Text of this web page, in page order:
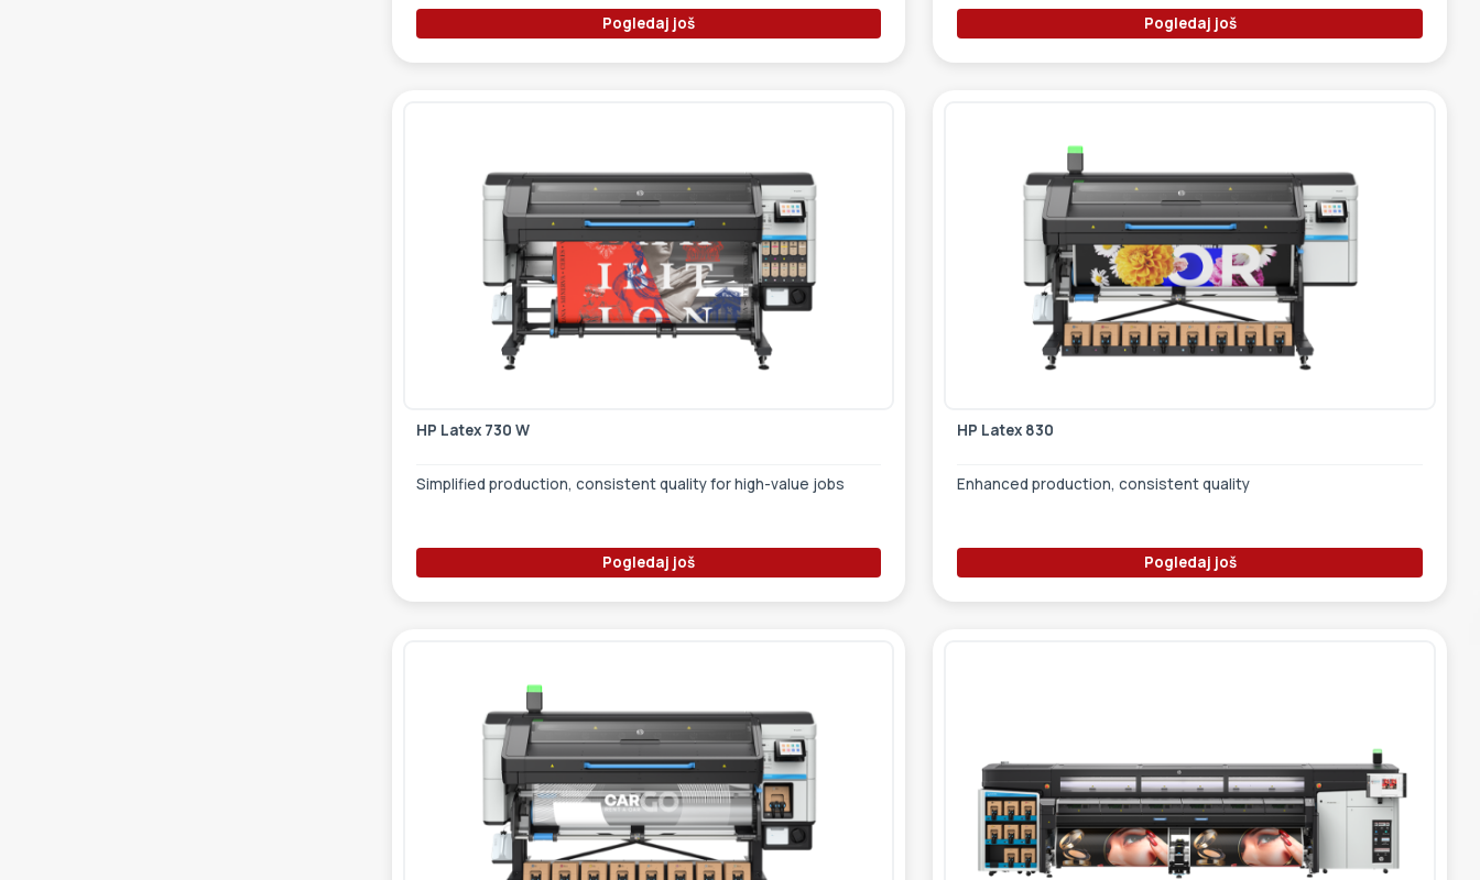
Pogledaj još Pogledaj još
HP Latex 730 W
Simplified production, consistent quality for high-value jobs
Pogledaj još
HP Latex 830
Enhanced production, consistent quality
Pogledaj još